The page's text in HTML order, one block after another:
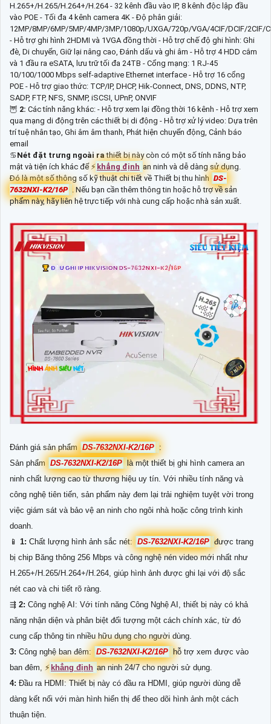
H.265+/H.265/H.264+/H.264 - 32 kênh đầu vào IP, 8 kênh độc lập đầu
vào POE - Tối đa 4 kênh camera 4K - Độ phân giải:
12MP/8MP/6MP/5MP/4MP/3MP/1080p/UXGA/720p/VGA/4CIF/DCIF/2CIF/
- Hỗ trợ ghi hình 2HDMI và 1VGA đồng thời - Hỗ trợ chế độ ghi hình: Ghi
đè, Di chuyển, Giữ lại nâng cao, Đánh dấu và ghi âm - Hỗ trợ 4 HDD cắm
và 1 đầu ra eSATA, lưu trữ tối đa 24TB - Cổng mạng: 1 RJ-45
10/100/1000 Mbps self-adaptive Ethernet interface - Hỗ trợ 16 cổng
POE - Hỗ trợ giao thức: TCP/IP, DHCP, Hik-Connect, DNS, DDNS, NTP,
SADP, FTP, NFS, SNMP, iSCSI, UPnP, ONVIF
🦉 2: Các tính năng khác: - Hỗ trợ xem lại đồng thời 16 kênh - Hỗ trợ xem
qua mạng di động trên các thiết bị di động - Hỗ trợ xử lý video: Dựa trên
trí tuệ nhân tạo, Ghi âm âm thanh, Phát hiện chuyển động, Cảnh báo
email
♋ Nét đặt trưng ngoài rathiết bị này còn có một số tính năng bảo
mật và tiện ích khác để ️⚡ khẳng định an ninh và dễ dàng sử dụng.
Đó là một số thông số kỹ thuật chi tiết về Thiết bị thu hình DS-
7632NXI-K2/16P . Nếu bạn cần thêm thông tin hoặc hỗ trợ về sản
phẩm này, hãy liên hệ trực tiếp với nhà cung cấp hoặc nhà sản xuất.
Đánh giá sản phẩm DS-7632NXI-K2/16P :
Sản phẩm DS-7632NXI-K2/16P là một thiết bị ghi hình camera an
ninh chất lượng cao từ thương hiệu uy tín. Với nhiều tính năng và
công nghệ tiên tiến, sản phẩm này đem lại trải nghiệm tuyệt vời trong
việc giám sát và bảo vệ an ninh cho ngôi nhà hoặc công trình kinh
doanh.
📱 1: Chất lượng hình ảnh sắc nét: DS-7632NXI-K2/16P được trang
bị chip Băng thông 256 Mbps và công nghệ nén video mới nhất như
H.265+/H.265/H.264+/H.264, giúp hình ảnh được ghi lại với độ sắc
nét cao và chi tiết rõ ràng.
⇶ 2: Công nghệ AI: Với tính năng Công Nghệ AI, thiết bị này có khả
năng nhận diện và phân biệt đối tượng một cách chính xác, từ đó
cung cấp thông tin nhiều hữu dụng cho người dùng.
3: Công nghệ ban đêm: DS-7632NXI-K2/16P
hỗ trợ xem được vào
ban đêm, ️⚡ khẳng định an ninh 24/7 cho người sử dụng.
4: Đầu ra HDMI: Thiết bị này có đầu ra HDMI, giúp người dùng dễ
dàng kết nối với màn hình hiển thị để theo dõi hình ảnh một cách
thuận tiện.